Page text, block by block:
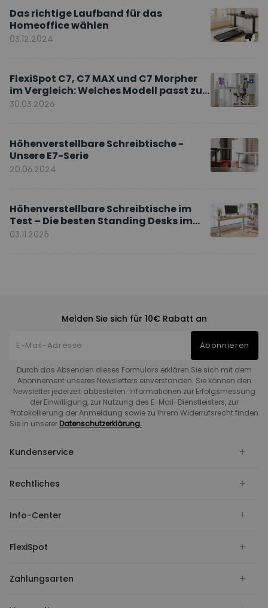
Das richtige Laufband für das
Homeoffice wählen
03.12.2024
FlexiSpot C7, C7 MAX und C7 Morpher
im Vergleich: Welches Modell passt zu
Ihnen?
30.03.2026
Höhenverstellbare Schreibtische -
Unsere E7-Serie
20.06.2024
Höhenverstellbare Schreibtische im
Test – Die besten Standing Desks im
Vergleich
03.11.2025
Melden Sie sich für 10€ Rabatt an
Abonnieren
Durch das Absenden dieses Formulars erklären Sie sich mit dem
Abonnement unseres Newsletters einverstanden. Sie können den
Newsletter jederzeit abbestellen. Informationen zur Erfolgsmessung
der Einwilligung, zur Nutzung des E-Mail-Dienstleisters, zur
Protokollierung der Anmeldung sowie zu Ihrem Widerrufsrecht finden
Sie in unserer Datenschutzerklärung.
Kundenservice
Rechtliches
Info-Center
FlexiSpot
Zahlungsarten